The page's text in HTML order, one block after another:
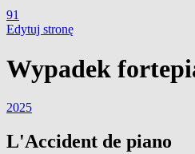
91
Edytuj stronę
Wypadek
2025
L'Accident de piano